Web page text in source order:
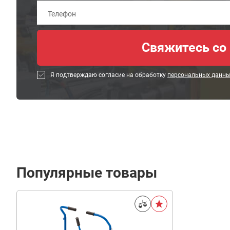
Я подтверждаю согласие на обработку персональных
Популярные товары